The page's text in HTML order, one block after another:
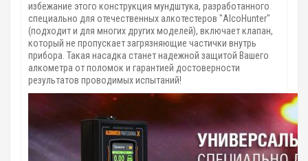
избежание этого конструкция мундштука, разработанного
специально для отечественных алкотестеров "AlcoHunter"
(подходит и для многих других моделей), включает клапан,
который не пропускает загрязняющие частички внутрь
прибора. Такая насадка станет надежной защитой Вашего
алкометра от поломок и гарантией достоверности
результатов проводимых испытаний!